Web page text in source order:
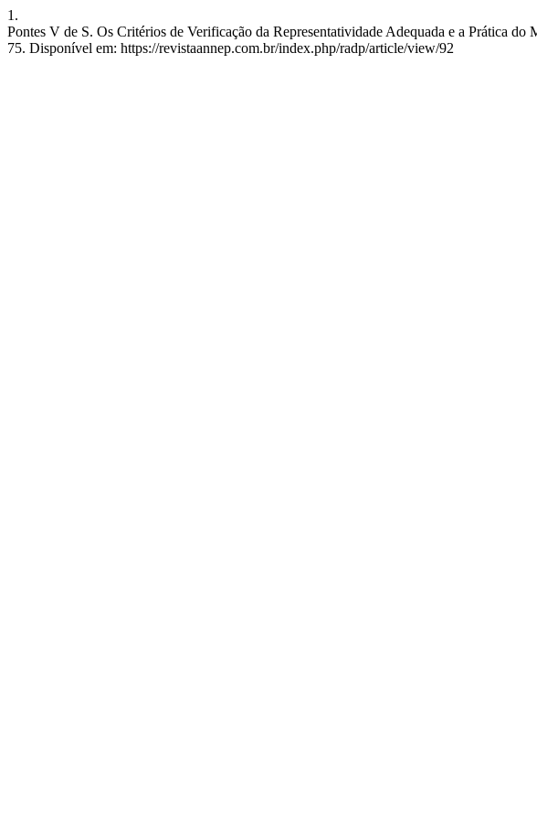
1.
Pontes V de S. Os Critérios de Verificação da Representatividade Adequada e a Prática
75. Disponível em: https://revistaannep.com.br/index.php/radp/article/view/92